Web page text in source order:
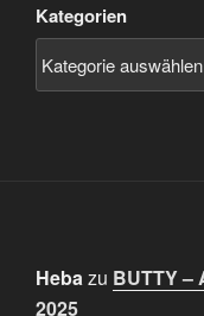
Kategorien
Hebazu BUTTY –
2025